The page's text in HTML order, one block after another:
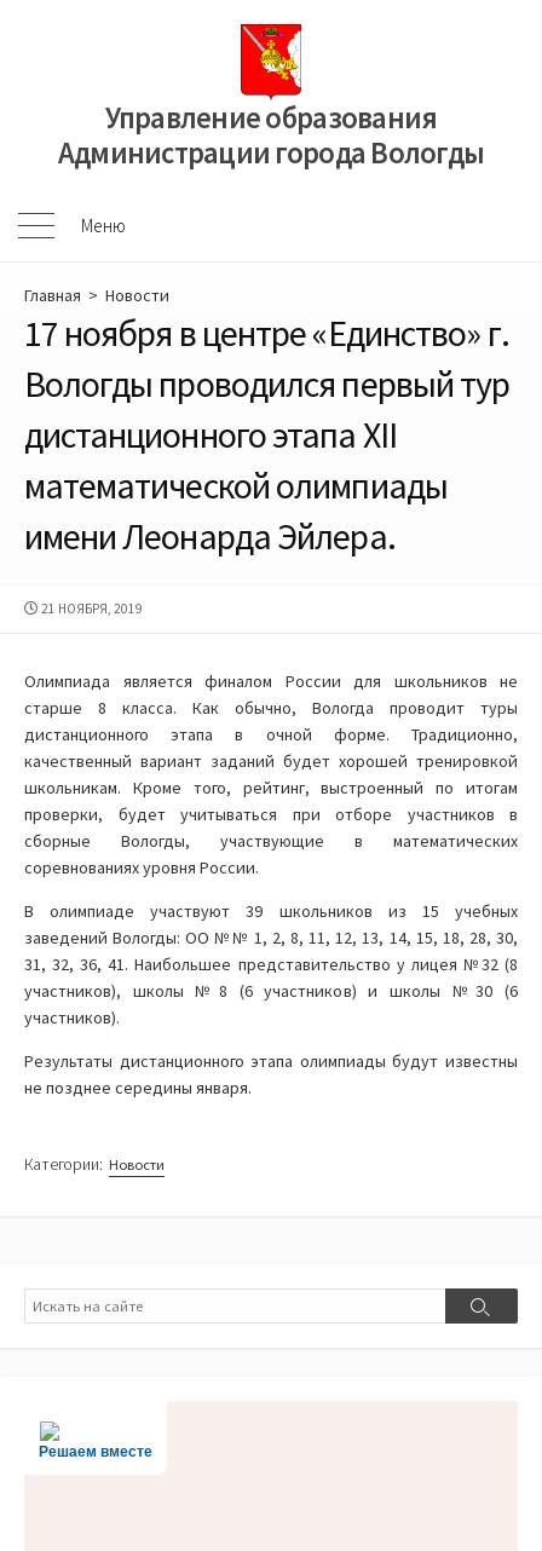
Управление образования
Администрации города Вологды
Меню
Меню
Главная > Новости
17 ноября в центре «Единство» г.
Вологды проводился первый тур
дистанционного этапа XII
математической олимпиады
имени Леонарда Эйлера.
ДАТА
21 НОЯБРЯ, 2019
Олимпиада является финалом России для школьников не
старше 8 класса. Как обычно, Вологда проводит туры
дистанционного этапа в очной форме. Традиционно,
качественный вариант заданий будет хорошей тренировкой
школьникам. Кроме того, рейтинг, выстроенный по итогам
проверки, будет учитываться при отборе участников в
сборные Вологды, участвующие в математических
соревнованиях уровня России.
В олимпиаде участвуют 39 школьников из 15 учебных
заведений Вологды: ОО №№ 1, 2, 8, 11, 12, 13, 14, 15, 18, 28, 30,
31, 32, 36, 41. Наибольшее представительство у лицея №32 (8
участников), школы №8 (6 участников) и школы №30 (6
участников).
Результаты дистанционного этапа олимпиады будут известны
не позднее середины января.
Категории: Новости
Поиск
Поиск
Решаем вместе